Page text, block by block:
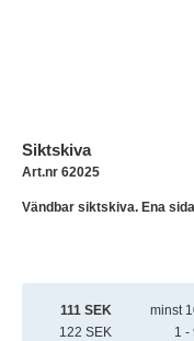
Siktskiva
Art.nr 62025
Vändbar siktskiva. Ena
111 SEK minst
122 SEK
1 -